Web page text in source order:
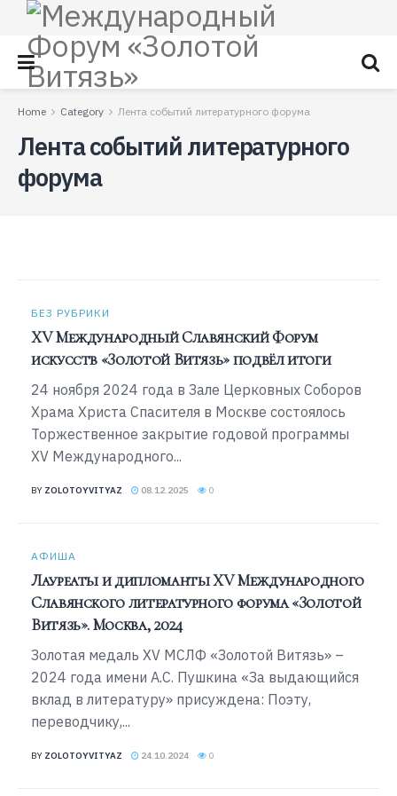
Home Category Лента событий литературного форума
Лента событий литературного
форума
БЕЗ РУБРИКИ
XV Международный Славянский Форум
искусств «Золотой Витязь» подвёл итоги
24 ноября 2024 года в Зале Церковных Соборов
Храма Христа Спасителя в Москве состоялось
Торжественное закрытие годовой программы
XV Международного...
BY ZOLOTOYVITYAZ 08.12.2025 0
АФИША
Лауреаты и дипломанты XV Международного
Славянского литературного форума «Золотой
Витязь». Москва, 2024
Золотая медаль XV МСЛФ «Золотой Витязь» –
2024 года имени А.С. Пушкина «За выдающийся
вклад в литературу» присуждена: Поэту,
переводчику,...
BY ZOLOTOYVITYAZ 24.10.2024 0